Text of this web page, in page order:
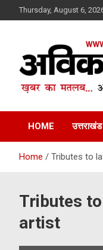
to
Thursday, August 6,
Avikal
HOME उत्तराखंड
Home Tributes to
Tributes
artist